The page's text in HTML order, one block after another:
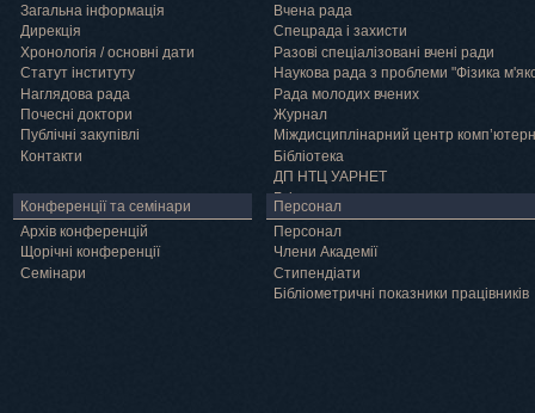
Загальна інформація
Дирекція
Хронологія / основні дати
Статут інституту
Наглядова рада
Почесні доктори
Публічні закупівлі
Контакти
Вчена рада
Спецрада і захисти
Разові спеціалізовані вчені ради
Наукова рада з проблеми "Фізика
Рада молодих вчених
Журнал
Міждисциплінарний центр
Бібліотека
ДП НТЦ УАРНЕТ
Грід
Конференції та семінари
Архів конференцій
Щорічні конференції
Семінари
Персонал
Персонал
Члени Академії
Cтипендіати
Бібліометричні показники працівників